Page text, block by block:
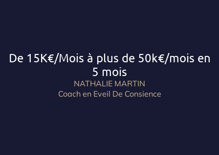
De 15K€/Mois à plus de 50k€/mois en
5 mois
NATHALIE MARTIN
Coach en Eveil De Consience